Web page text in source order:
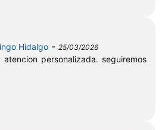
Hidalgo - 25/03/2026
personalizada. seguiremos